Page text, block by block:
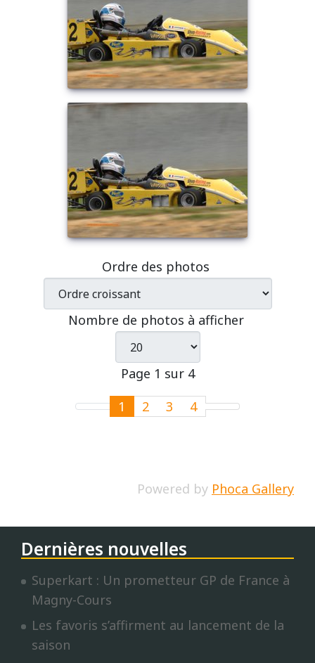
Ordre des photos
Nombre de photos à afficher
Page 1 sur 4
1
2 3 4
Powered by Phoca Gallery
Dernières nouvelles
Superkart : Un prometteur GP de France à
Magny-Cours
Les favoris s’affirment au lancement de la
saison